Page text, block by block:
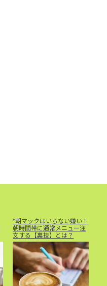
*朝マックはいらない嫌い！
朝時間帯に通常メニュー注
文する【裏技】とは？